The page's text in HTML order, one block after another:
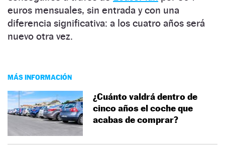
euros mensuales, sin entrada y con una
diferencia significativa: a los cuatro años será
nuevo otra vez.
MÁS INFORMACIÓN
¿Cuánto valdrá dentro de
cinco años el coche que
acabas de comprar?